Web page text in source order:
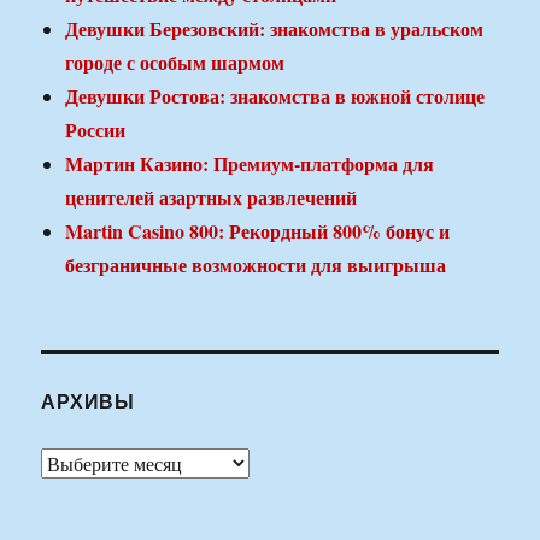
Девушки Березовский: знакомства в уральском
городе с особым шармом
Девушки Ростова: знакомства в южной столице
России
Мартин Казино: Премиум-платформа для
ценителей азартных развлечений
Martin Casino 800: Рекордный 800% бонус и
безграничные возможности для выигрыша
АРХИВЫ
Архивы